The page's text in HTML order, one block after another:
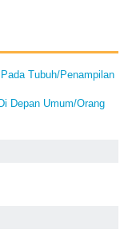
Tubuh/Penampilan
Depan Umum/Orang